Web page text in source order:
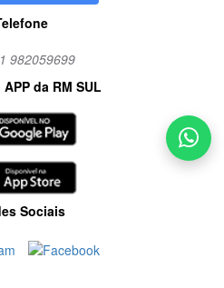
982059699
da RM SUL
Sociais